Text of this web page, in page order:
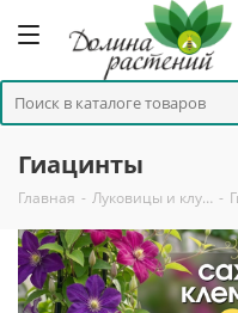
Гиацинты
Главная - Луковицы и клу… -